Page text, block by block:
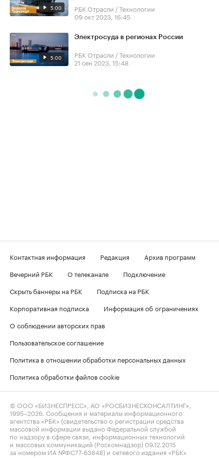
5:00
РБК Отрасли / Технологии
09 окт 2023, 16:45
5:00
Электросуда в регионах России
РБК Отрасли / Технологии
21 сен 2023, 15:48
Контактная информация Редакция
Архив программ
Вечерний РБК
О телеканале
Подключение
Скрыть баннеры на РБК
Подписка на РБК
Корпоративная подписка
Информация об ограничениях
О соблюдении авторских прав
Пользовательское соглашение
Политика в отношении обработки персональных данных
Политика обработки файлов cookie
© ООО «БИЗНЕСПРЕСС», АО «РОСБИЗНЕСКОНСАЛТИНГ»,
1995–2026 . Сообщения и материалы информационного
агентства «РБК» (свидетельство о регистрации средства
массовой информации выдано Федеральной службой
по надзору в сфере связи, информационных технологий
и массовых коммуникаций (Роскомнадзор) 09.12.2015
за номером ИА №ФС77-63848) и сетевого издания «РБК»